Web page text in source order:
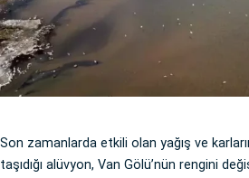
Son zamanlarda etkili olan yağış ve
taşıdığı alüvyon, Van Gölü’nün rengini